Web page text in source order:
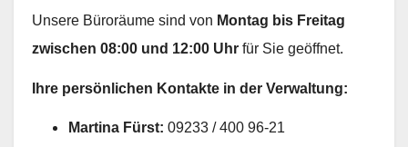
Unsere Büroräume sind von Montag bis Freitag
zwischen 08:00 und 12:00 Uhr für Sie geöffnet.
Ihre persönlichen Kontakte in der Verwaltung:
Martina Fürst: 09233 / 400 96-21